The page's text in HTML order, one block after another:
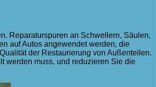
Reparaturspuren an Schwellern, Säulen,
auf Autos angewendet werden, die
der Restaurierung von Außenteilen.
werden muss, und reduzieren Sie die